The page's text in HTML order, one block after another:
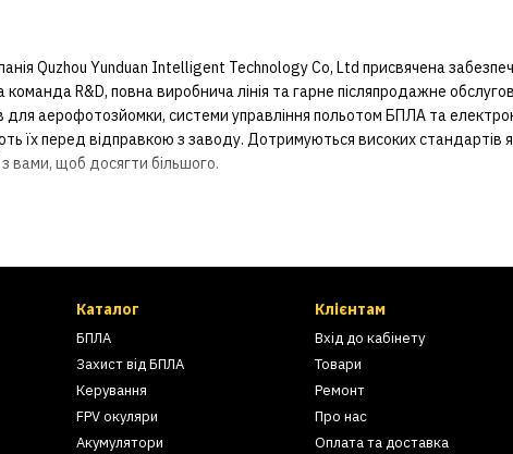
Quzhou Yunduan Intelligent Technology Co, Ltd присвячена
команда R&D, повна виробнича лінія та гарне післяпродажне
для аерофотозйомки, системи управління польотом БПЛА та
їх перед відправкою з заводу. Дотримуються високих стандартів
з вами, щоб досягти більшого.
Каталог
БПЛА
Захист від БПЛА
Керування
FPV окуляри
Акумулятори
Клієнтам
Вхід до кабінету
Товари
Ремонт
Про нас
Оплата та доставка